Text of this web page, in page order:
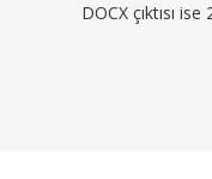
DOCX çıktısı